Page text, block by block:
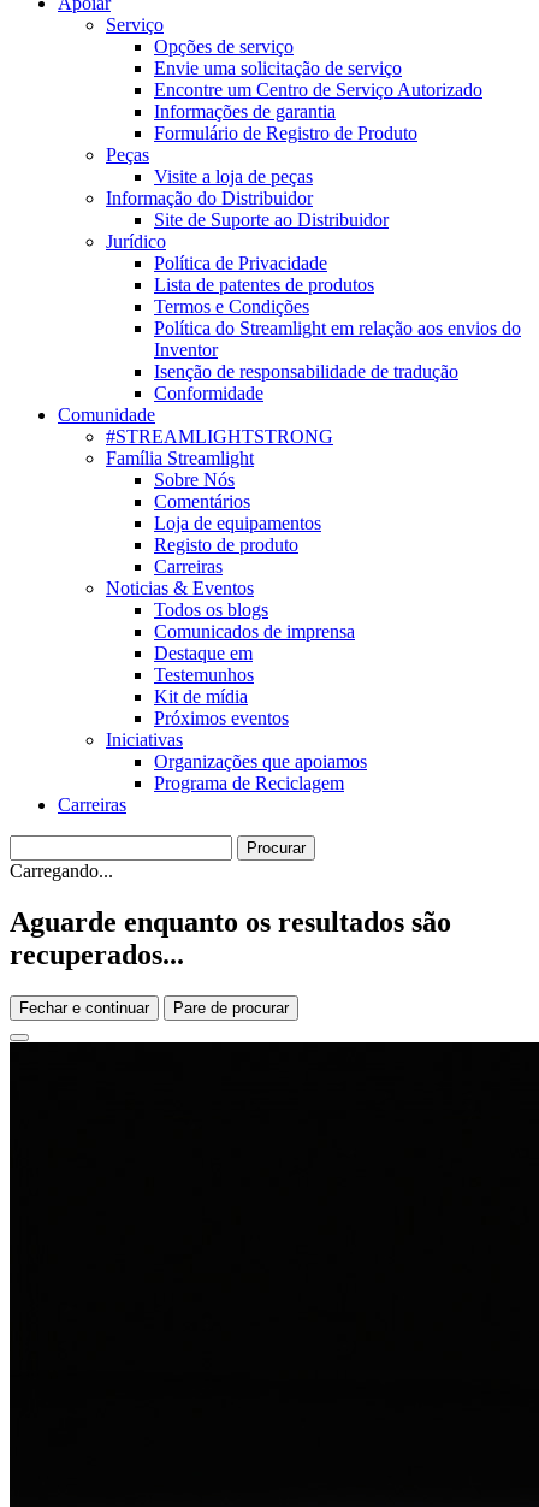
Serviço
Opções de serviço
Envie uma solicitação de serviço
Encontre um Centro de Serviço Autorizado
Informações de garantia
Formulário de Registro de Produto
Peças
Visite a loja de peças
Informação do Distribuidor
Site de Suporte ao Distribuidor
Jurídico
Política de Privacidade
Lista de patentes de produtos
Termos e Condições
Política do Streamlight em relação aos envios do
Inventor
Isenção de responsabilidade de tradução
Conformidade
Comunidade
#STREAMLIGHTSTRONG
Família Streamlight
Sobre Nós
Comentários
Loja de equipamentos
Registo de produto
Carreiras
Noticias & Eventos
Todos os blogs
Comunicados de imprensa
Destaque em
Testemunhos
Kit de mídia
Próximos eventos
Iniciativas
Organizações que apoiamos
Programa de Reciclagem
Carreiras
Carregando...
Aguarde enquanto os resultados são
recuperados...
Fechar e continuar Pare de procurar